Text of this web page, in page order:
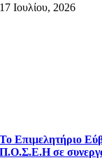
17 Ιουλίου, 2026
Το Επιμελητήριο
Π.Ο.Σ.Ε.Η σε